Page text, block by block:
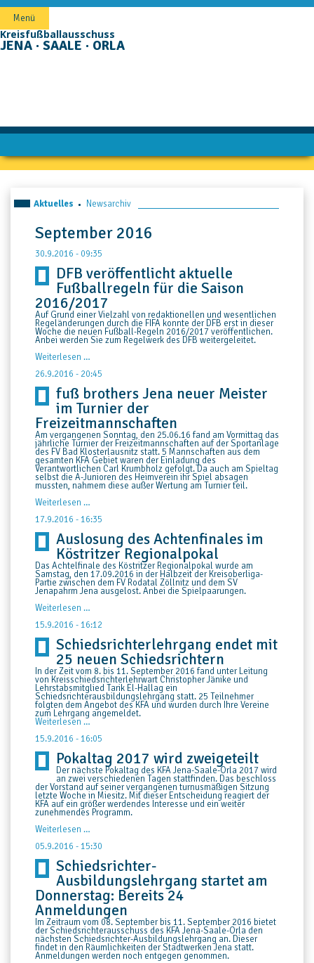
Navigation
überspringen
Menü
Kreisfußballausschuss
JENA · SAALE · ORLA
Aktuelles Newsarchiv
September 2016
30.9.2016 - 09:35
DFB veröffentlicht aktuelle
Fußballregeln für die Saison
2016/2017
Auf Grund einer Vielzahl von redaktionellen und wesentlichen
Regeländerungen durch die FIFA konnte der DFB erst in dieser
Woche die neuen Fußball-Regeln 2016/2017 veröffentlichen.
Anbei werden Sie zum Regelwerk des DFB weitergeleitet.
Weiterlesen …
26.9.2016 - 20:45
fuß brothers Jena neuer Meister
im Turnier der
Freizeitmannschaften
Am vergangenen Sonntag, den 25.06.16 fand am Vormittag das
jährliche Turnier der Freizeitmannschaften auf der Sportanlage
des FV Bad Klosterlausnitz statt. 5 Mannschaften aus dem
gesamten KFA Gebiet waren der Einladung des
Verantwortlichen Carl Krumbholz gefolgt. Da auch am Spieltag
selbst die A-Junioren des Heimverein ihr Spiel absagen
mussten, nahmem diese außer Wertung am Turnier teil.
Weiterlesen …
Jena
Meister
im
Turnier
der
Freizeitmannschaften
17.9.2016 - 16:35
Auslosung des Achtenfinales im
Köstritzer Regionalpokal
Das Achtelfinale des Köstritzer Regionalpokal wurde am
Samstag, den 17.09.2016 in der Halbzeit der Kreisoberliga-
Partie zwischen dem FV Rodatal Zöllnitz und dem SV
Jenapahrm Jena ausgelost. Anbei die Spielpaarungen.
Weiterlesen …
Achtenfinales
Köstritzer
Regionalpokal
15.9.2016 - 16:12
Schiedsrichterlehrgang endet mit
25 neuen Schiedsrichtern
In der Zeit vom 8. bis 11. September 2016 fand unter Leitung
von Kreisschiedsrichterlehrwart Christopher Jänike und
Lehrstabsmitglied Tarik El-Hallag ein
Schiedsrichterausbildungslehrgang statt. 25 Teilnehmer
folgten dem Angebot des KFA und wurden durch Ihre Vereine
zum Lehrgang angemeldet.
Weiterlesen … Schiedsrichterlehrgang
mit
neuen
Schiedsrichtern
15.9.2016 - 16:05
Pokaltag 2017 wird zweigeteilt
Der nächste Pokaltag des KFA Jena-Saale-Orla 2017 wird
an zwei verschiedenen Tagen stattfinden. Das beschloss
der Vorstand auf seiner vergangenen turnusmäßigen Sitzung
letzte Woche in Miesitz. Mit dieser Entscheidung reagiert der
KFA auf ein größer werdendes Interesse und ein weiter
zunehmendes Programm.
Weiterlesen …
wird
05.9.2016 - 15:30
Schiedsrichter-
Ausbildungslehrgang startet am
Donnerstag: Bereits 24
Anmeldungen
Im Zeitraum vom 08. September bis 11. September 2016 bietet
der Schiedsrichterausschuss des KFA Jena-Saale-Orla den
nächsten Schiedsrichter-Ausbildungslehrgang an. Dieser
findet in den Räumlichkeiten der Stadtwerken Jena statt.
Anmeldungen werden noch entgegen genommen.